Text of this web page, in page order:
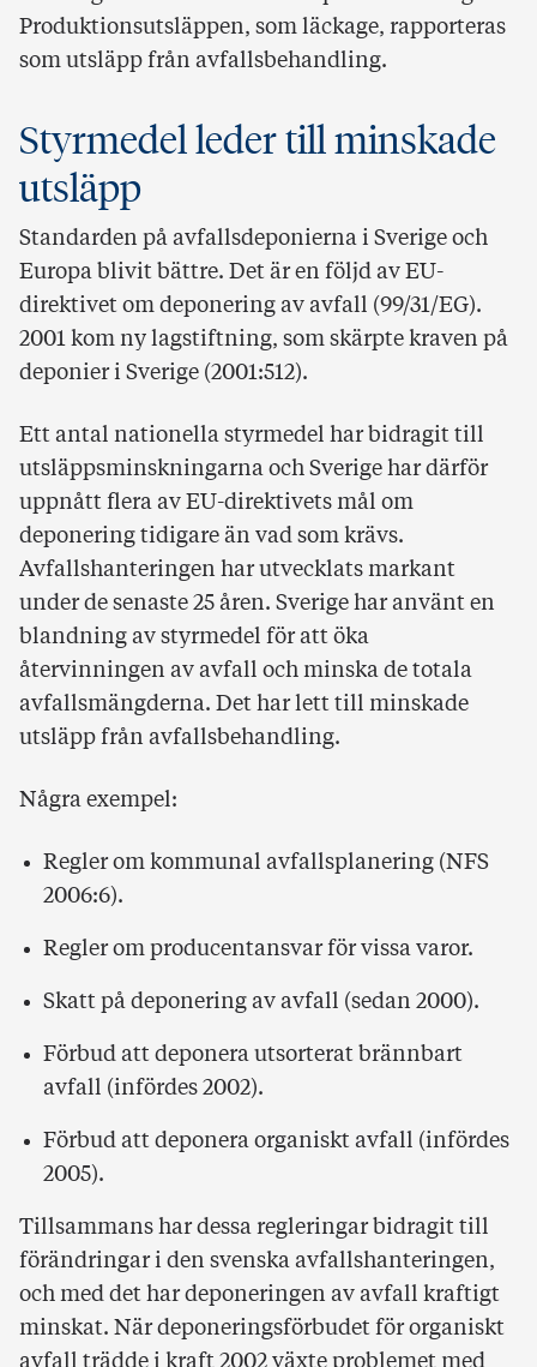
Produktionsutsläppen, som läckage, rapporteras
som utsläpp från avfallsbehandling.
Styrmedel leder till minskade
utsläpp
Standarden på avfallsdeponierna i Sverige och
Europa blivit bättre. Det är en följd av EU-
direktivet om deponering av avfall (99/31/EG).
2001 kom ny lagstiftning, som skärpte kraven på
deponier i Sverige (2001:512).
Ett antal nationella styrmedel har bidragit till
utsläppsminskningarna och Sverige har därför
uppnått flera av EU-direktivets mål om
deponering tidigare än vad som krävs.
Avfallshanteringen har utvecklats markant
under de senaste 25 åren. Sverige har använt en
blandning av styrmedel för att öka
återvinningen av avfall och minska de totala
avfallsmängderna. Det har lett till minskade
utsläpp från avfallsbehandling.
Några exempel:
Regler om kommunal avfallsplanering (NFS
2006:6).
Regler om producentansvar för vissa varor.
Skatt på deponering av avfall (sedan 2000).
Förbud att deponera utsorterat brännbart
avfall (infördes 2002).
Förbud att deponera organiskt avfall (infördes
2005).
Tillsammans har dessa regleringar bidragit till
förändringar i den svenska avfallshanteringen,
och med det har deponeringen av avfall kraftigt
minskat. När deponeringsförbudet för organiskt
avfall trädde i kraft 2002 växte problemet med